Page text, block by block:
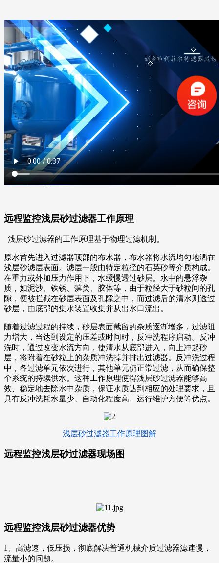
远程监控浅层砂过滤器工作原理
浅层砂过滤器的工作原理基于物理过滤机制。
原水首先进入过滤器顶部的布水器，布水器将水流均匀地洒在
浅层砂滤层表面。滤层一般由特定粒径的石英砂等介质构成。
在重力或外加压力作用下，水缓慢透过砂层。水中的悬浮杂
质，如泥沙、铁锈、藻类、胶体等，由于粒径大于砂粒间的孔
隙，便被拦截在砂层表面及孔隙之中，而过滤后的清水则透过
砂层，由底部的集水装置收集并从出水口流出。
随着过滤过程的持续，砂层表面截留的杂质逐渐增多，过滤阻
力增大，当达到设定的压差或时间时，反冲洗程序启动。反冲
洗时，通过改变水流方向，使清水从底部进入，向上冲起砂
层，将附着在砂粒上的杂质冲洗掉并排出过滤器。反冲洗过程
中，各过滤单元依次进行，其他单元仍正常过滤，从而确保整
个系统的持续供水。这种工作原理使得浅层砂过滤器能够高
效、稳定地去除水中杂质，保证水质达到相应的处理要求，且
具有反冲洗耗水量少、自动化程度高、运行维护方便等优点。
浅层砂过滤器工作原理图解
远程监控浅层砂过滤器现场图
远程监控浅层砂过滤器优势
1、高滤速，低压损，彻底解决普通机械介质过滤器滤速慢，
流量小的问题。